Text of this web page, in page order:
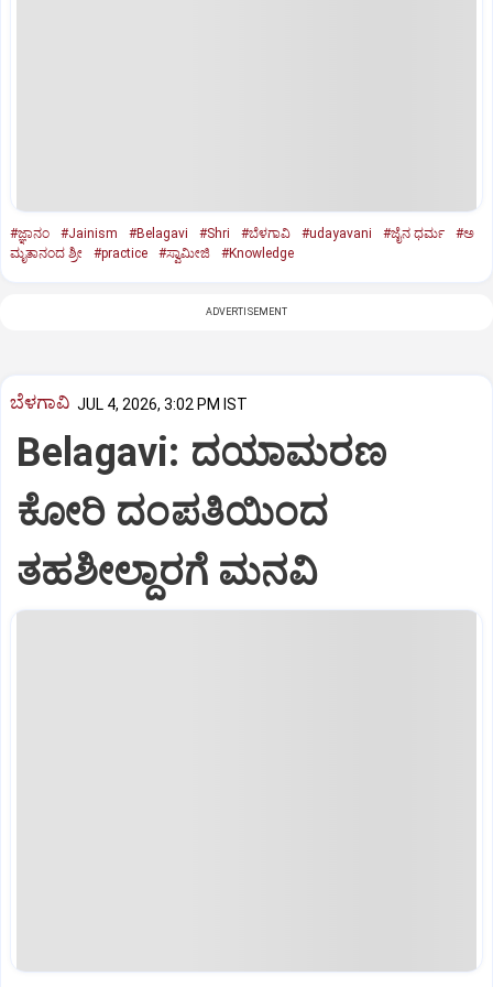
#ಜ್ಞಾನಂ #Jainism #Belagavi #Shri #ಬೆಳಗಾವಿ #udayavani #ಜೈನ ಧರ್ಮ
#ಅ
ಮೃತಾನಂದ ಶ್ರೀ
#practice #ಸ್ವಾಮೀಜಿ #Knowledge
ADVERTISEMENT
ಬೆಳಗಾವಿ JUL 4, 2026, 3:02 PM IST
Belagavi: ದಯಾಮರಣ
ಕೋರಿ ದಂಪತಿಯಿಂದ
ತಹಶೀಲ್ದಾರಗೆ ಮನವಿ